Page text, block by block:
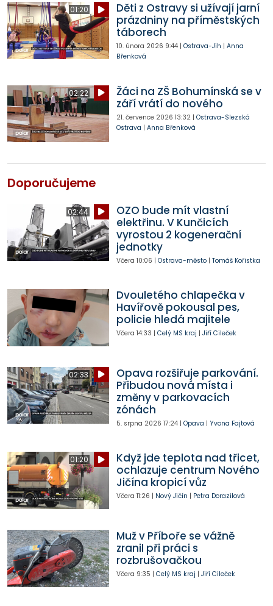
01:20
Děti z Ostravy si užívají jarní
prázdniny na příměstských
táborech
10. února 2026 9:44| Ostrava-Jih | Anna
Břenková
02:22
Žáci na ZŠ Bohumínská se v
září vrátí do nového
21. července 2026 13:32| Ostrava-Slezská
Ostrava | Anna Břenková
Doporučujeme
02:44
OZO bude mít vlastní
elektřinu. V Kunčicích
vyrostou 2 kogenerační
jednotky
Včera 10:06 | Ostrava-město| Tomáš Kořistka
Dvouletého chlapečka v
Havířově pokousal pes,
policie hledá majitele
Včera 14:33 | Celý MS kraj | Jiří Cileček
02:33
Opava rozšiřuje parkování.
Přibudou nová místa i
změny v parkovacích
zónách
5. srpna 2026 17:24| Opava | Yvona Fajtová
01:20
Když jde teplota nad třicet,
ochlazuje centrum Nového
Jičína kropicí vůz
Včera 11:26 | Nový Jičín | Petra Dorazilová
Muž v Příboře se vážně
zranil při práci s
rozbrušovačkou
Včera 9:35 | Celý MS kraj | Jiří Cileček